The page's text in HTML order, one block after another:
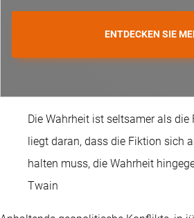
ENTDECKEN SIE
Die Wahrheit ist seltsamer als die
liegt daran, dass die Fiktion sich
halten muss, die Wahrheit
Twain